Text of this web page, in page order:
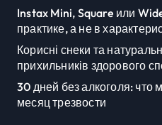
Instax Mini, Square или
практике, а не в
Корисні снеки та
прихильників здорового
30 дней без алкоголя: что
месяц трезвости